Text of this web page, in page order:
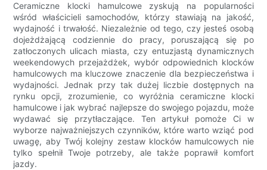
Ceramiczne klocki hamulcowe zyskują na popularności
wśród właścicieli samochodów, którzy stawiają na jakość,
wydajność i trwałość. Niezależnie od tego, czy jesteś osobą
dojeżdżającą codziennie do pracy, poruszającą się po
zatłoczonych ulicach miasta, czy entuzjastą dynamicznych
weekendowych przejażdżek, wybór odpowiednich klocków
hamulcowych ma kluczowe znaczenie dla bezpieczeństwa i
wydajności. Jednak przy tak dużej liczbie dostępnych na
rynku opcji, zrozumienie, co wyróżnia ceramiczne klocki
hamulcowe i jak wybrać najlepsze do swojego pojazdu, może
wydawać się przytłaczające. Ten artykuł pomoże Ci w
wyborze najważniejszych czynników, które warto wziąć pod
uwagę, aby Twój kolejny zestaw klocków hamulcowych nie
tylko spełnił Twoje potrzeby, ale także poprawił komfort
jazdy.